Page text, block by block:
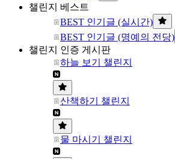
챌린지 베스트
BEST 인기글 (실시간)
BEST 인기글 (명예의 전당)
챌린지 인증 게시판
하늘 보기 챌린지
산책하기 챌린지
물 마시기 챌린지